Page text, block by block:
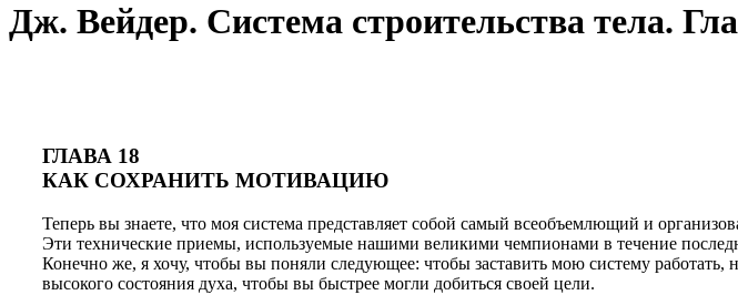
Дж. Вейдер. Система строительства тела.
ГЛАВА 18
КАК СОХРАНИТЬ МОТИВАЦИЮ
Теперь вы знаете, что моя система представляет собой самый всеобъемлющий и
Эти технические приемы, используемые нашими великими чемпионами в течение
Конечно же, я хочу, чтобы вы поняли следующее: чтобы заставить мою систему
высокого состояния духа, чтобы вы быстрее могли добиться своей цели.